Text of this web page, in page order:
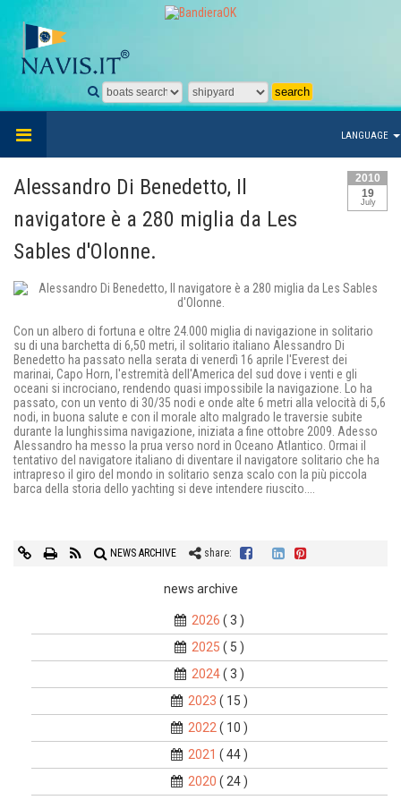
LANGUAGE
2010
19
July
Alessandro Di Benedetto, Il
navigatore è a 280 miglia da Les
Sables d'Olonne.
Con un albero di fortuna e oltre 24.000 miglia di navigazione in solitario
su di una barchetta di 6,50 metri, il solitario italiano Alessandro Di
Benedetto ha passato nella serata di venerdì 16 aprile l'Everest dei
marinai, Capo Horn, l'estremità dell'America del sud dove i venti e gli
oceani si incrociano, rendendo quasi impossibile la navigazione. Lo ha
passato, con un vento di 30/35 nodi e onde alte 6 metri alla velocità di 5,6
nodi, in buona salute e con il morale alto malgrado le traversie subite
durante la lunghissima navigazione, iniziata a fine ottobre 2009. Adesso
Alessandro ha messo la prua verso nord in Oceano Atlantico. Ormai il
tentativo del navigatore italiano di diventare il navigatore solitario che ha
intrapreso il giro del mondo in solitario senza scalo con la più piccola
barca della storia dello yachting si deve intendere riuscito....
NEWS ARCHIVE share:
news archive
2026 ( 3 )
2025 ( 5 )
2024( 3 )
2023 ( 15 )
2022 ( 10 )
2021 ( 44 )
2020 ( 24 )